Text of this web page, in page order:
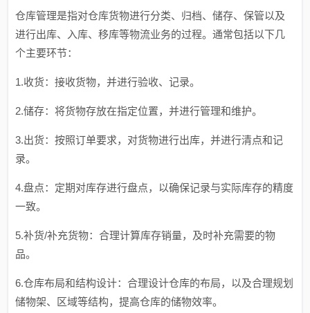
仓库管理是指对仓库货物进行分类、归档、储存、保管以及
进行出库、入库、移库等物流业务的过程。通常包括以下几
个主要环节：
1.收货：接收货物，并进行验收、记录。
2.储存：将货物存放在指定位置，并进行管理和维护。
3.出货：按照订单要求，对货物进行出库，并进行清点和记
录。
4.盘点：定期对库存进行盘点，以确保记录与实际库存的精度
一致。
5.补货/补充货物：合理计算库存销量，及时补充需要的物
品。
6.仓库布局和结构设计：合理设计仓库的布局，以及合理规划
储物架、区域等结构，提高仓库的储物效率。